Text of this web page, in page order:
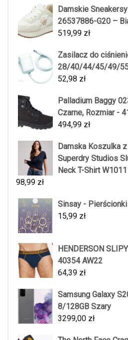
Damskie
26537886-G20 –
519,99 zł
Zasilacz do
28/40/44/45/49/
52,98 zł
Palladium Baggy
Czarne, Rozmiar -
494,99 zł
Damska Koszulka
Superdry Studios
Neck T-Shirt
98,99 zł
Sinsay -
15,99 zł
HENDERSON
40354 AW22
64,39 zł
Samsung Galaxy
8/128GB Szary
3299,00 zł